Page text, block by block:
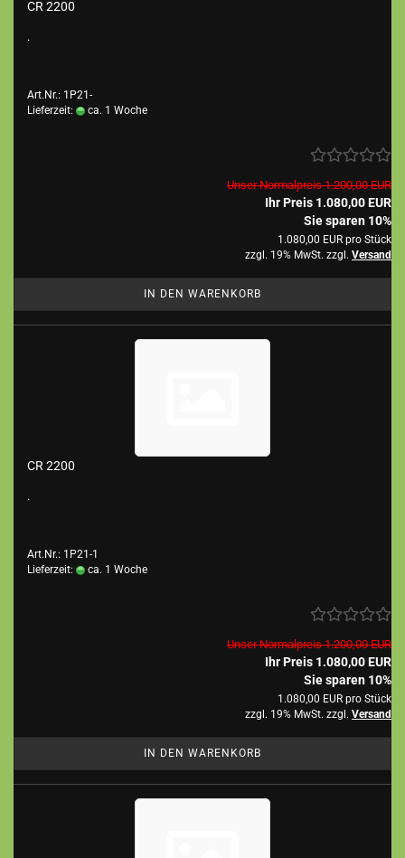
CR 2200
.
Art.Nr.: 1P21-
Lieferzeit:
ca. 1 Woche
Unser Normalpreis 1.200,00 EUR
Ihr Preis 1.080,00 EUR
Sie sparen 10%
1.080,00 EUR pro Stück
zzgl. 19% MwSt. zzgl. Versand
IN DEN WARENKORB
CR 2200
.
Art.Nr.: 1P21-1
Lieferzeit:
ca. 1 Woche
Unser Normalpreis 1.200,00 EUR
Ihr Preis 1.080,00 EUR
Sie sparen 10%
1.080,00 EUR pro Stück
zzgl. 19% MwSt. zzgl. Versand
IN DEN WARENKORB